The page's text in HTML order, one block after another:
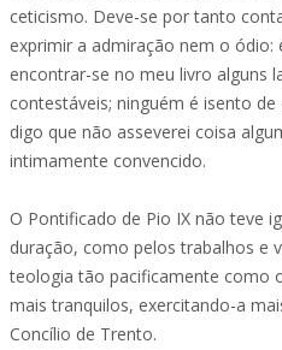
ceticismo. Deve-se por tanto
exprimir a admiração nem o ódio:
encontrar-se no meu livro alguns
contestáveis; ninguém é isento
digo que não asseverei coisa
intimamente convencido.
O Pontificado de Pio IX não teve
duração, como pelos trabalhos e
teologia tão pacificamente como
mais tranquilos, exercitando-a
Concílio de Trento.